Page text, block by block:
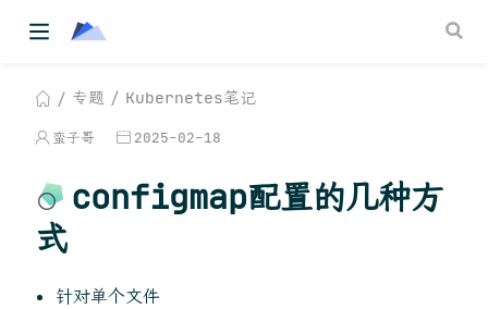
专题 Kubernetes笔记
蛮子哥 2025-02-18
configmap配置的几种方
式
针对单个文件